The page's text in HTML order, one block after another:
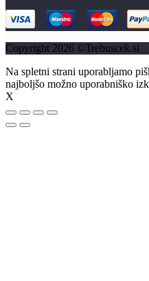
Copyright 2026 ©Trebuscek.si
Na spletni strani uporabljamo
najboljšo možno uporabniško
X